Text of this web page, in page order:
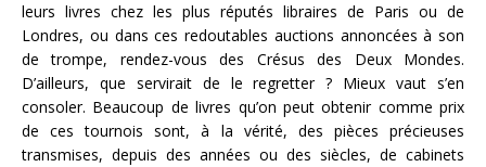
leurs livres chez les plus réputés libraires de Paris ou de
Londres, ou dans ces redoutables auctions annoncées à son
de trompe, rendez-vous des Crésus des Deux Mondes.
D’ailleurs, que servirait de le regretter ? Mieux vaut s’en
consoler. Beaucoup de livres qu’on peut obtenir comme prix
de ces tournois sont, à la vérité, des pièces précieuses
transmises, depuis des années ou des siècles, de cabinets